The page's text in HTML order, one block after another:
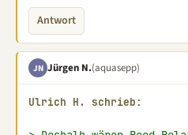
Antwort
JN Jürgen N.(aquasepp)
Ulrich H. schrieb: